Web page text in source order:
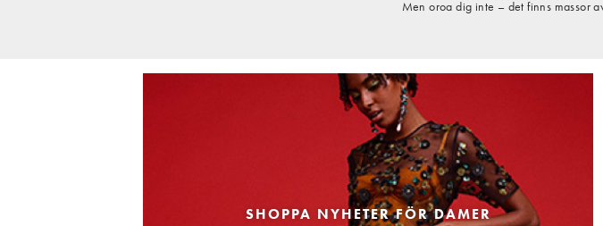
Men oroa dig inte – det finns massor
SHOPPA NYHETER FÖR DAMER